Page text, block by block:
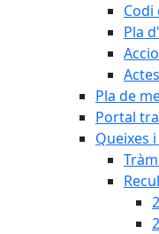
Codi
Pla
Pla de
Portal
Queixes